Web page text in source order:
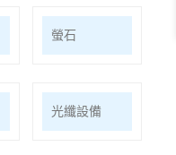
螢石
光纖設備